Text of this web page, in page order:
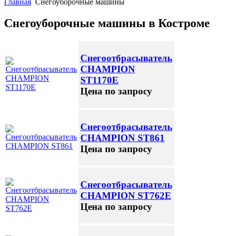
Главная Снегоуборочные машины
Снегоуборочные машины в Костроме
Снегоотбрасыватель
CHAMPION
ST1170E
Цена по запросу
Снегоотбрасыватель
CHAMPION ST861
Цена по запросу
Снегоотбрасыватель
CHAMPION ST762E
Цена по запросу